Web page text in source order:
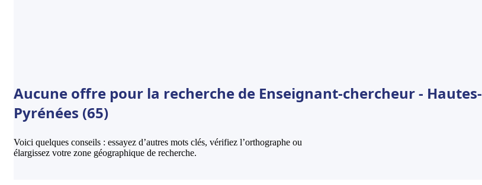
Aucune offre pour la recherche de Enseignant-chercheur - Hautes-
Pyrénées (65)
Voici quelques conseils : essayez d’autres mots clés, vérifiez l’orthographe ou
élargissez votre zone géographique de recherche.